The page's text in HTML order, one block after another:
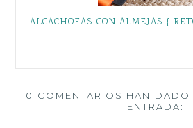
0 COMENTARIOS HAN DADO
ENTRADA: